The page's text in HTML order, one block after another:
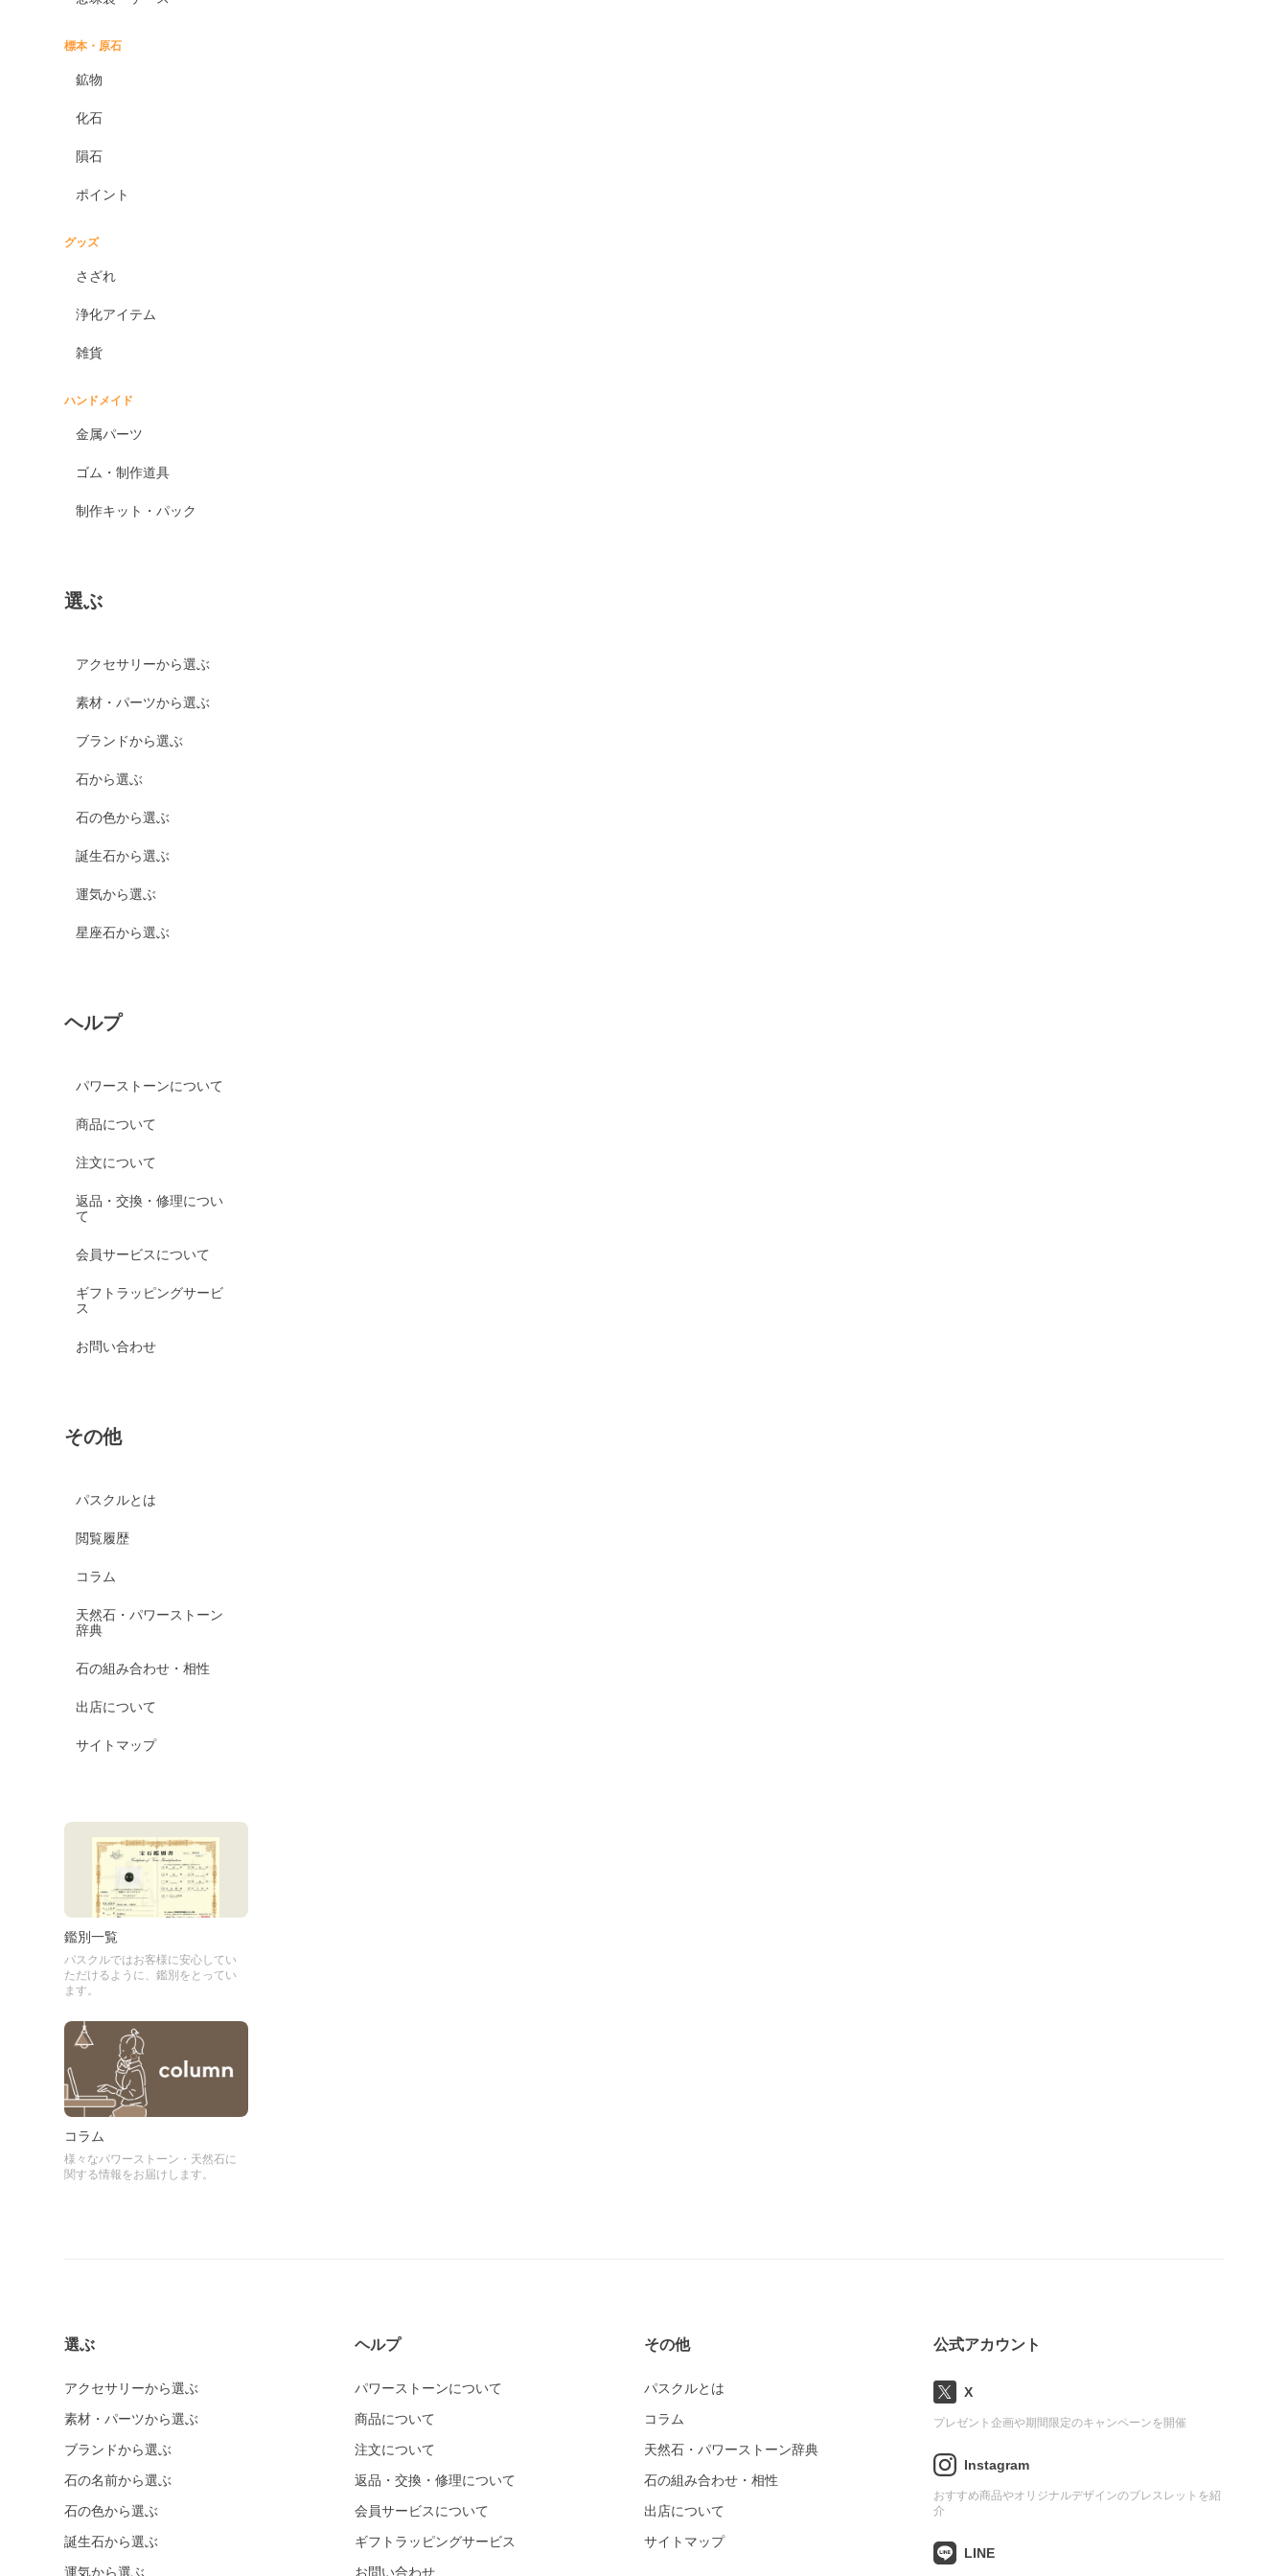
標本・原石
鉱物
化石
隕石
ポイント
グッズ
さざれ
浄化アイテム
雑貨
ハンドメイド
金属パーツ
ゴム・制作道具
制作キット・パック
選ぶ
アクセサリーから選ぶ
素材・パーツから選ぶ
ブランドから選ぶ
石から選ぶ
石の色から選ぶ
誕生石から選ぶ
運気から選ぶ
星座石から選ぶ
ヘルプ
パワーストーンについて
商品について
注文について
返品・交換・修理につい
て
会員サービスについて
ギフトラッピングサービ
ス
お問い合わせ
その他
パスクルとは
閲覧履歴
コラム
天然石・パワーストーン
辞典
石の組み合わせ・相性
出店について
サイトマップ
鑑別一覧
パスクルではお客様に安心してい
ただけるように、鑑別をとってい
ます。
コラム
様々なパワーストーン・天然石に
関する情報をお届けします。
選ぶ
アクセサリーから選ぶ
素材・パーツから選ぶ
ブランドから選ぶ
石の名前から選ぶ
石の色から選ぶ
誕生石から選ぶ
運気から選ぶ
ヘルプ
パワーストーンについて
商品について
注文について
返品・交換・修理について
会員サービスについて
ギフトラッピングサービス
お問い合わせ
その他
パスクルとは
コラム
天然石・パワーストーン辞典
石の組み合わせ・相性
出店について
サイトマップ
公式アカウント
X
プレゼント企画や期間限定のキャンペーンを開催
Instagram
おすすめ商品やオリジナルデザインのブレスレットを紹
介
LINE